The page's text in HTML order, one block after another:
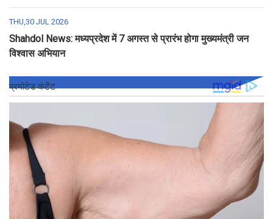
THU,30 JUL 2026
Shahdol News: मध्यप्रदेश में 7 अगस्त से प्रारंभ होगा मुख्यमंत्री जन
विश्वास अभियान